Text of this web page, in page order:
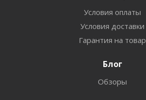
Условия оплаты
Условия доставки
Гарантия на товар
Блог
Обзоры